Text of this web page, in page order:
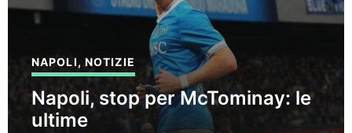
NAPOLI, NOTIZIE
Napoli, stop per McTominay: le
ultime